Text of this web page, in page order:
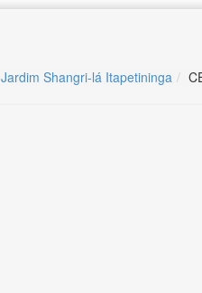
Jardim Shangri-lá Itapetininga